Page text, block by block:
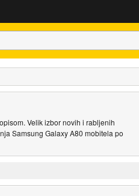
Velik izbor novih i rabljenih
Samsung Galaxy A80 mobitela po